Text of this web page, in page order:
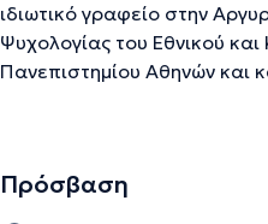
ιδιωτικό γραφείο στην
Ψυχολογίας του Εθνικού
Πανεπιστημίου Αθηνών και
Κέντρο Εφαρμοσμένης
Πρόσβαση